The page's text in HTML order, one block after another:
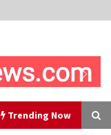
Trending Now